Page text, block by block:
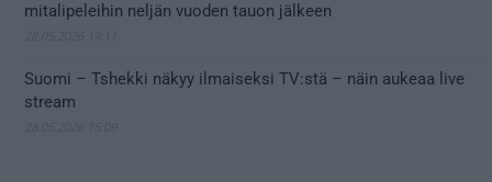
mitalipeleihin neljän vuoden tauon jälkeen
Suomi – Tshekki näkyy ilmaiseksi TV:stä – näin aukeaa live
stream